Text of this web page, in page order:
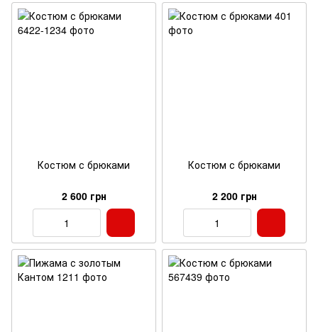
Костюм с брюками
2 600 грн
Костюм с брюками
2 200 грн